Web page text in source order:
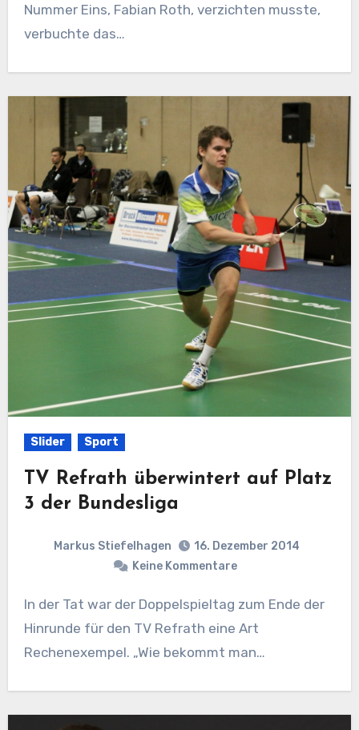
Nummer Eins, Fabian Roth, verzichten musste,
verbuchte das…
Slider Sport
TV Refrath überwintert auf Platz
3 der Bundesliga
Markus Stiefelhagen
16. Dezember 2014
Keine Kommentare
In der Tat war der Doppelspieltag zum Ende der
Hinrunde für den TV Refrath eine Art
Rechenexempel. „Wie bekommt man…